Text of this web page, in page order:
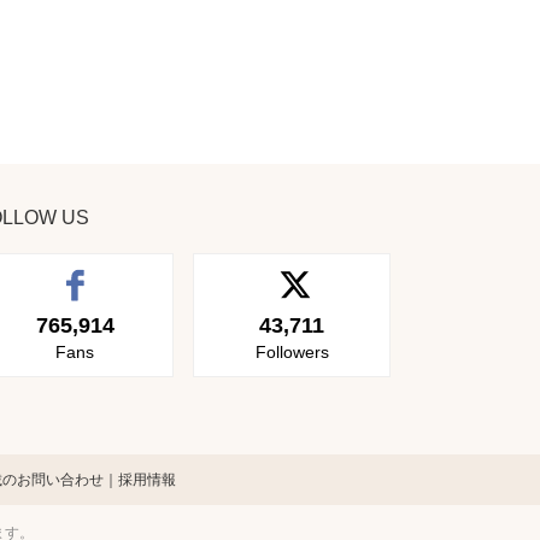
US
765,914
Fans
43,711
Followers
お問い合わせ 採用情報
。